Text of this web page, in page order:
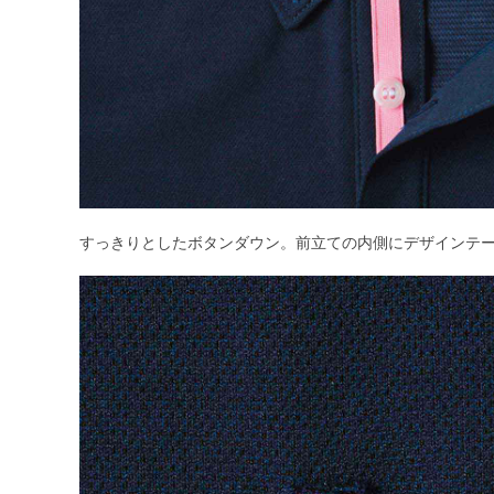
すっきりとしたボタンダウン。前立ての内側にデザインテ